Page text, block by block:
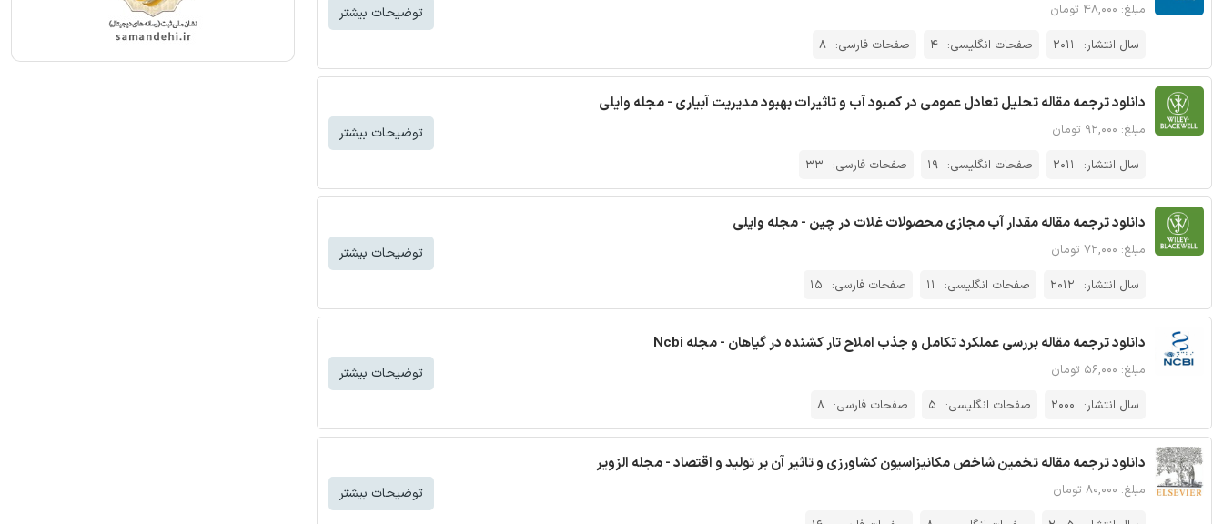
مبلغ: ۴۸,۰۰۰ تومان
سال انتشار:
2011 صفحات انگلیسی: 4 صفحات فارسی: 8
توضیحات بیشتر
دانلود ترجمه مقاله تحلیل تعادل عمومی در کمبود آب و تاثیرات بهبود مدیریت آبیاری - مجله وایلی
مبلغ: ۹۲,۰۰۰ تومان
سال انتشار:
2011 صفحات انگلیسی: 19 صفحات فارسی: 33
توضیحات بیشتر
دانلود ترجمه مقاله مقدار آب مجازی محصولات غلات در چین - مجله وایلی
مبلغ: ۷۲,۰۰۰ تومان
سال انتشار: 2012 صفحات انگلیسی: 11 صفحات فارسی: 15
توضیحات بیشتر
دانلود ترجمه مقاله بررسی عملکرد تکامل و جذب املاح تار کشنده در گیاهان - مجله Ncbi
مبلغ: ۵۶,۰۰۰ تومان
سال انتشار: 2000 صفحات انگلیسی: 5 صفحات فارسی: 8
توضیحات بیشتر
دانلود ترجمه مقاله تخمین شاخص مکانیزاسیون کشاورزی و تاثیر آن بر تولید و اقتصاد - مجله الزویر
مبلغ: ۸۰,۰۰۰ تومان
توضیحات بیشتر